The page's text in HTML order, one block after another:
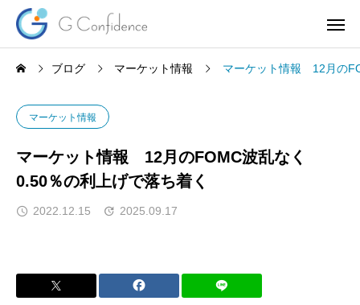
ブログ マーケット情報 マーケット情報 12月の
マーケット情報
マーケット情報 12月のFOMC波乱なく
0.50％の利上げで落ち着く
2022.12.15 2025.09.17